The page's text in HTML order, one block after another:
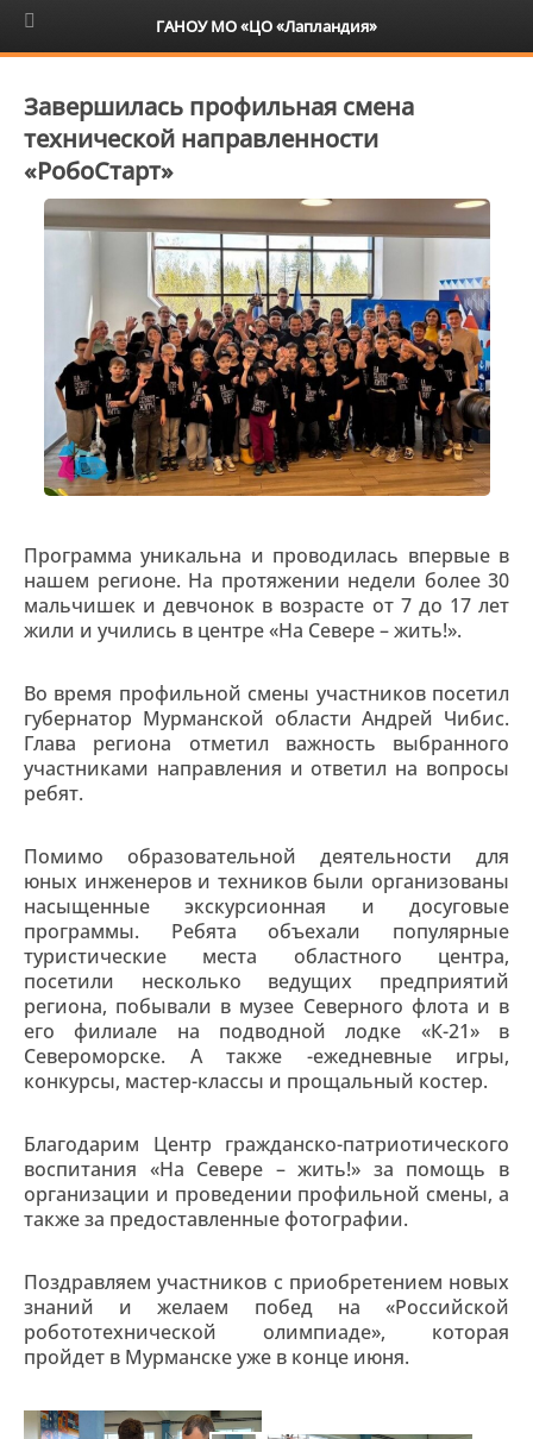
6+
Завершилась профильная смена
технической направленности
«РобоСтарт»
Программа уникальна и проводилась впервые в
нашем регионе. На протяжении недели более 30
мальчишек и девчонок в возрасте от 7 до 17 лет
жили и учились в центре «На Севере – жить!».
Во время профильной смены участников посетил
губернатор Мурманской области Андрей Чибис.
Глава региона отметил важность выбранного
участниками направления и ответил на вопросы
ребят.
Помимо образовательной деятельности для
юных инженеров и техников были организованы
насыщенные экскурсионная и досуговые
программы. Ребята объехали популярные
туристические места областного центра,
посетили несколько ведущих предприятий
региона, побывали в музее Северного флота и в
его филиале на подводной лодке «К-21» в
Североморске. А также -ежедневные игры,
конкурсы, мастер-классы и прощальный костер.
Благодарим Центр гражданско-патриотического
воспитания «На Севере – жить!» за помощь в
организации и проведении профильной смены, а
также за предоставленные фотографии.
Поздравляем участников с приобретением новых
знаний и желаем побед на «Российской
робототехнической олимпиаде», которая
пройдет в Мурманске уже в конце июня.
ГАНОУ МО «ЦО «Лапландия»